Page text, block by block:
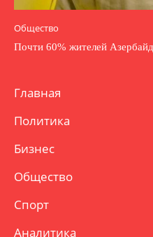
Общество
Почти 60% жителей
Главная
Политика
Бизнес
Общество
Спорт
Аналитика